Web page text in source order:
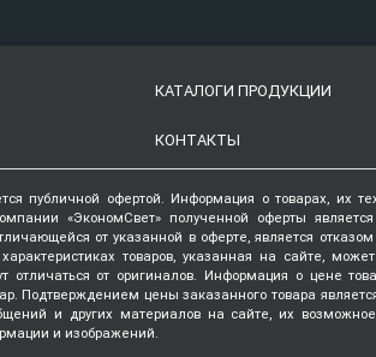
КАТАЛОГИ ПРОДУКЦИИ
КОНТАКТЫ
публичной офертой. Информация о товарах, их
«ЭкономСвет» полученной оферты
от указанной в оферте, является
товаров, указанная на сайте,
отличаться от оригиналов. Информация о цене
Подтверждением цены заказанного товара
и других материалов на сайте, их
и изображений.